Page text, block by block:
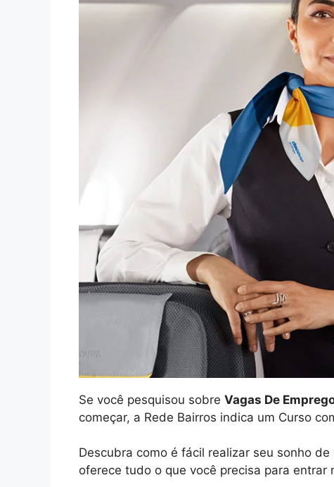
Se você pesquisou sobre Vagas De
começar, a Rede Bairros indica um Curso
Descubra como é fácil realizar seu sonho
oferece tudo o que você precisa para